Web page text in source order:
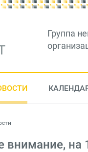
Группа
внимание,